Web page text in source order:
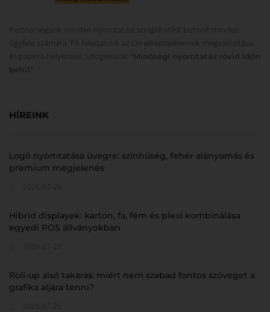
Partnerségünk minden nyomtatási szolgáltatást biztosít minden
ügyfele számára. Fő feladatunk az Ön elképzeléseinek megvalósítása
és papírra helyezése. Szlogenünk:
"Minőségi nyomtatás rövid időn
belül."
HÍREINK
Logó nyomtatása üvegre: színhűség, fehér alányomás és
prémium megjelenés
Hibrid displayek: karton, fa, fém és plexi kombinálása
egyedi POS állványokban
Roll-up alsó takarás: miért nem szabad fontos szöveget a
grafika aljára tenni?